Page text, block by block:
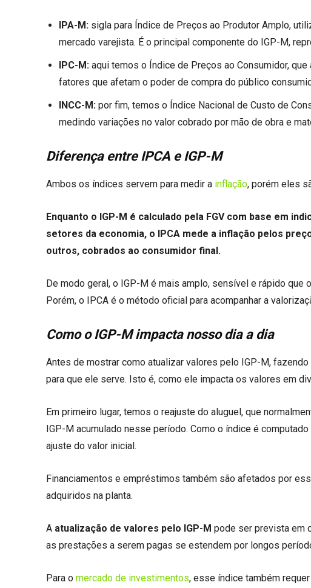
IPA-M: sigla para Índice de Preços ao Produtor Amplo,
mercado varejista. É o principal componente do IGP-M,
IPC-M: aqui temos o Índice de Preços ao Consumidor,
fatores que afetam o poder de compra do público
INCC-M: por fim, temos o Índice Nacional de Custo de
medindo variações no valor cobrado por mão de obra e
Diferença entre IPCA e IGP-M
Ambos os índices servem para medir a inflação, porém eles
Enquanto o IGP-M é calculado pela FGV com base em
setores da economia, o IPCA mede a inflação pelos
outros, cobrados ao consumidor final.
De modo geral, o IGP-M é mais amplo, sensível e rápido que
Porém, o IPCA é o método oficial para acompanhar a
Como o IGP-M impacta nosso dia a dia
Antes de mostrar como atualizar valores pelo IGP-M,
para que ele serve. Isto é, como ele impacta os valores em
Em primeiro lugar, temos o reajuste do aluguel, que
IGP-M acumulado nesse período. Como o índice é
ajuste do valor inicial.
Financiamentos e empréstimos também são afetados por
adquiridos na planta.
A atualização de valores pelo IGP-M pode ser prevista em
as prestações a serem pagas se estendem por longos
Para o mercado de investimentos, esse índice também